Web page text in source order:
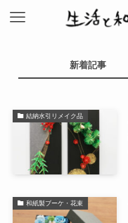
新着記事
結納水引リメイク品
和紙製ブーケ・花束